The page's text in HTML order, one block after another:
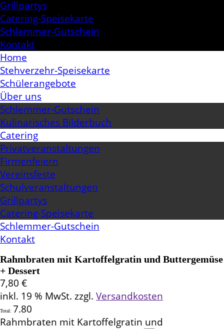
Grillpartys
Catering-Speisekarte
Schlemmer-Gutschein
Kontakt
Home
Stehverzehr-Speisekarte
Schülerangebote
Über uns
Schlemmer-Gutschein
Kulinarisches Bilderbuch
Catering
Privatveranstaltungen
Firmenfeiern
Vereinsfeste
Schulveranstaltungen
Grillpartys
Catering-Speisekarte
Schlemmer-Gutschein
Kontakt
Rahmbraten mit Kartoffelgratin und Buttergemüse
+ Dessert
7,80 €
inkl. 19 % MwSt. zzgl. Versandkosten
Total: 7.80
Rahmbraten mit Kartoffelgratin und